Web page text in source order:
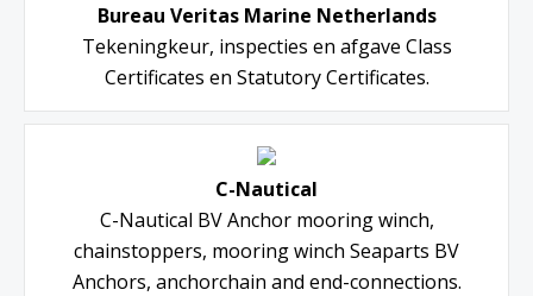
Bureau Veritas Marine Netherlands
Tekeningkeur, inspecties en afgave Class
Certificates en Statutory Certificates.
C-Nautical
C-Nautical BV Anchor mooring winch,
chainstoppers, mooring winch Seaparts BV
Anchors, anchorchain and end-connections.